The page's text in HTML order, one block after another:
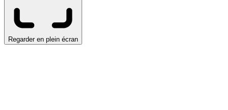
Regarder en plein écran